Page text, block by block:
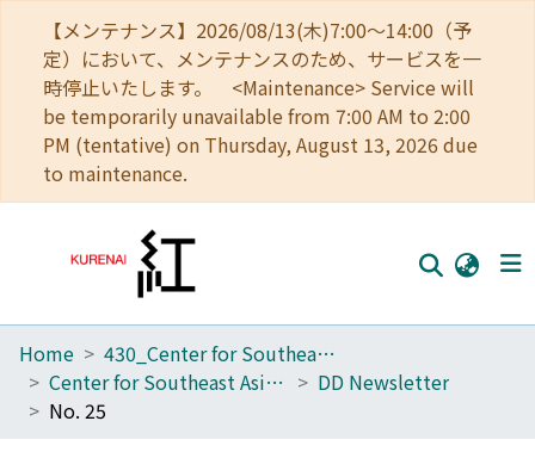
【メンテナンス】2026/08/13(木)7:00～14:00（予
定）において、メンテナンスのため、サービスを一
時停止いたします。 <Maintenance> Service will
be temporarily unavailable from 7:00 AM to 2:00
PM (tentative) on Thursday, August 13, 2026 due
to maintenance.
Home
Communities
Home
430_Center for Southeast Asian Studies
Center for Southeast Asian Studies
DD Newsletter
No. 25